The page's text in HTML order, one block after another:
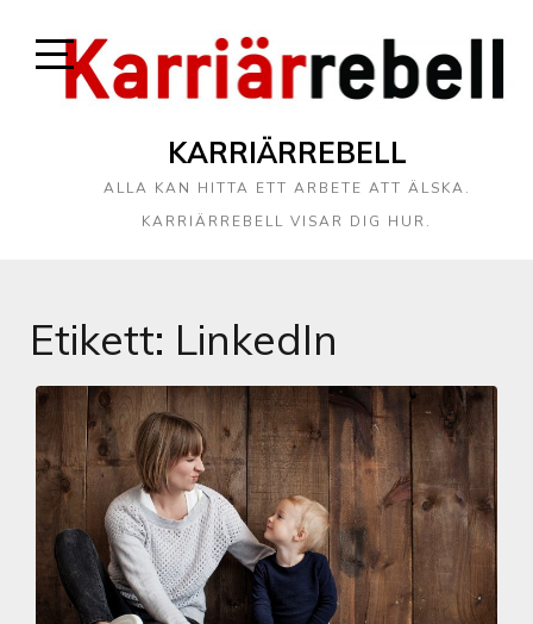
KARRIÄRREBELL
ALLA KAN HITTA ETT ARBETE ATT ÄLSKA.
KARRIÄRREBELL VISAR DIG HUR.
Etikett: LinkedIn